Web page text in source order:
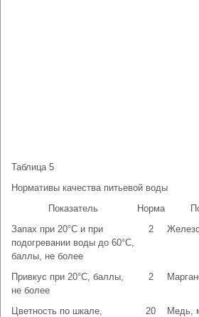
Таблица 5
Нормативы качества питьевой воды
Показатель
Норма
Запах при 20°С и при
подогревании воды до 60°С,
баллы, не более
2
Привкус при 20°С, баллы,
не более
2
Цветность по шкале,
20 Медь,